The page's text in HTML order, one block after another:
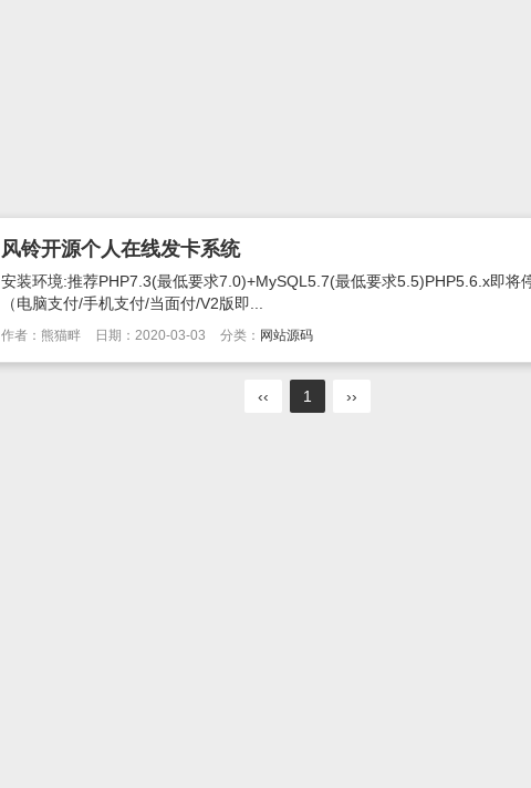
风铃开源个人在线发卡系统
安装环境:推荐PHP7.3(最低要求7.0)+MySQL5.7(最低要求5.5)PHP5.6.x即将
（电脑支付/手机支付/当面付/V2版即...
作者：熊猫畔 日期：2020-03-03 分类： 网站源码
‹‹ 1 ››